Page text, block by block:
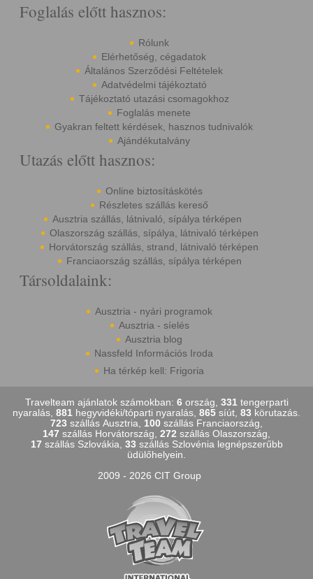
Foglalás előtt hasznos:
Rólunk
Elérhetőség, cégadatok
Általános Szerződési Feltételek
Adatvédelmi tájékoztató
Tájékoztató utazási csomagokhoz
Foglalás menete
Gyakran feltett kérdések, hasznos tudnivalók
Ajándékutalvány
Utazás előtt hasznos:
Online biztosításkötés
Részletes szállás kereső
Ausztria szállás, látnivaló, sípálya térképen
Olaszország szállás, sípálya, látnivaló térképen
Horvátország szállás, strand, látnivaló térképen
Franciaország szállás, sípálya térképen
Társoldalaink:
Ausztria - nyári programok
Ausztria - síelés
Ausztria blog
Nassfeld Információs Iroda
Ha térkép kell: Frigoria
Travelteam ajánlatok számokban: 6ország, 331tengerparti
nyaralás, 881 hegyvidéki/tóparti nyaralás, 865 síút, 83 körutazás.
723 szállás Ausztria, 100 szállás Franciaország,
147 szállás Horvátország, 272 szállás Olaszország,
17 szállás Szlovákia, 33 szállás Szlovénia legnépszerűbb
üdülőhelyein.
2009 - 2026 CIT Group